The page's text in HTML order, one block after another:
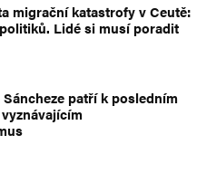
migrační katastrofy v Ceutě:
Lidé si musí poradit
patří k posledním